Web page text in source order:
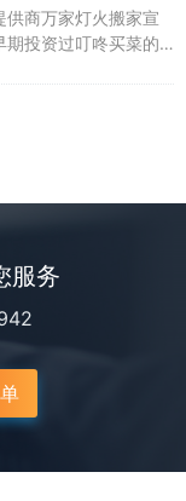
商万家灯火搬家宣
投资过叮咚买菜的
服务